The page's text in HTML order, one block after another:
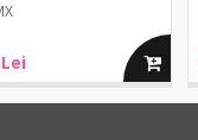
Lei adauga